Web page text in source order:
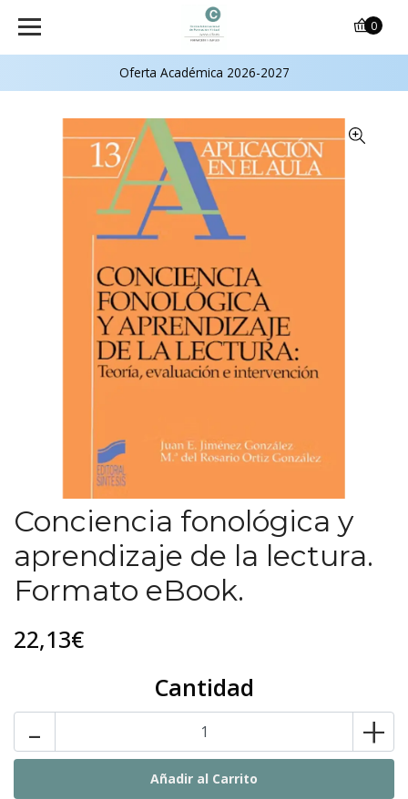
Oferta Académica 2026-2027
0
Conciencia fonológica y
aprendizaje de la lectura.
Formato eBook.
22,13€
Cantidad
- +